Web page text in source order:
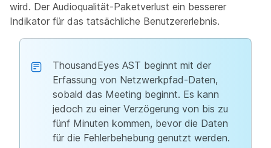
wird. Der Audioqualität-Paketverlust ein besserer
Indikator für das tatsächliche Benutzererlebnis.
ThousandEyes AST beginnt mit der
Erfassung von Netzwerkpfad-Daten,
sobald das Meeting beginnt. Es kann
jedoch zu einer Verzögerung von bis zu
fünf Minuten kommen, bevor die Daten
für die Fehlerbehebung genutzt werden.